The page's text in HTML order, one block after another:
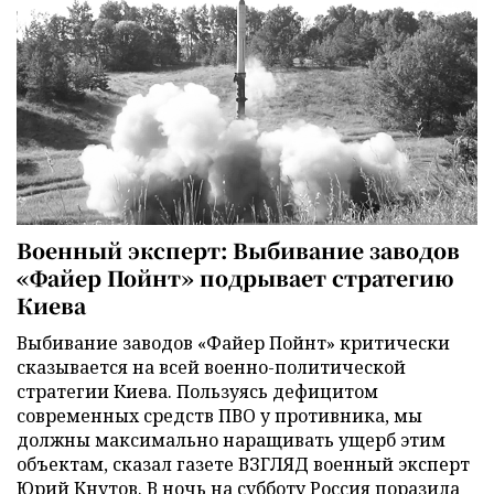
Военный эксперт: Выбивание заводов
«Файер Пойнт» подрывает стратегию
Киева
Выбивание заводов «Файер Пойнт» критически
сказывается на всей военно-политической
стратегии Киева. Пользуясь дефицитом
современных средств ПВО у противника, мы
должны максимально наращивать ущерб этим
объектам, сказал газете ВЗГЛЯД военный эксперт
Юрий Кнутов. В ночь на субботу Россия поразила